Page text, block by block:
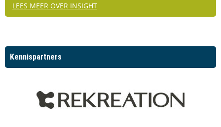
LEES MEER OVER INSIGHT
Kennispartners